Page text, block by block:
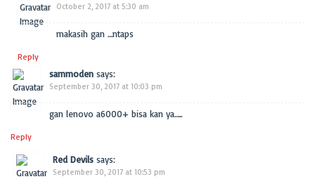
October 2, 2017 at 5:30 am
makasih gan …ntaps
Reply
sammoden says:
September 30, 2017 at 10:03 pm
gan lenovo a6000+ bisa kan ya…..
Reply
Red Devils says:
September 30, 2017 at 10:53 pm